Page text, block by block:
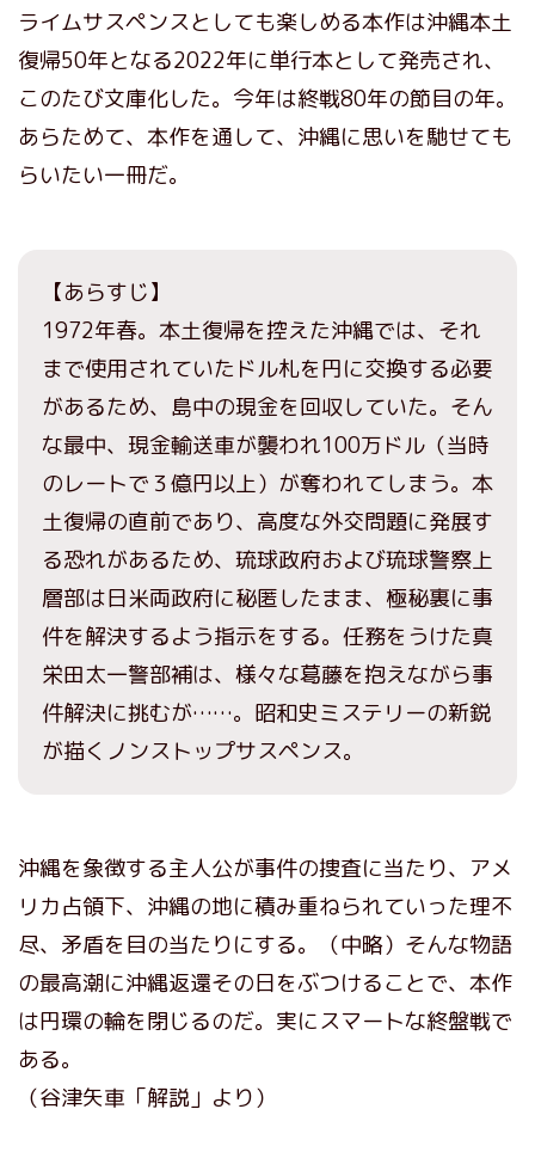
ライムサスペンスとしても楽しめる本作は沖縄本土
復帰50年となる2022年に単行本として発売され、
このたび文庫化した。今年は終戦80年の節目の年。
あらためて、本作を通して、沖縄に思いを馳せても
らいたい一冊だ。
【あらすじ】
1972年春。本土復帰を控えた沖縄では、それ
まで使用されていたドル札を円に交換する必要
があるため、島中の現金を回収していた。そん
な最中、現金輸送車が襲われ100万ドル（当時
のレートで３億円以上）が奪われてしまう。本
土復帰の直前であり、高度な外交問題に発展す
る恐れがあるため、琉球政府および琉球警察上
層部は日米両政府に秘匿したまま、極秘裏に事
件を解決するよう指示をする。任務をうけた真
栄田太一警部補は、様々な葛藤を抱えながら事
件解決に挑むが……。昭和史ミステリーの新鋭
が描くノンストップサスペンス。
沖縄を象徴する主人公が事件の捜査に当たり、アメ
リカ占領下、沖縄の地に積み重ねられていった理不
尽、矛盾を目の当たりにする。（中略）そんな物語
の最高潮に沖縄返還その日をぶつけることで、本作
は円環の輪を閉じるのだ。実にスマートな終盤戦で
ある。
（谷津矢車「解説」より）